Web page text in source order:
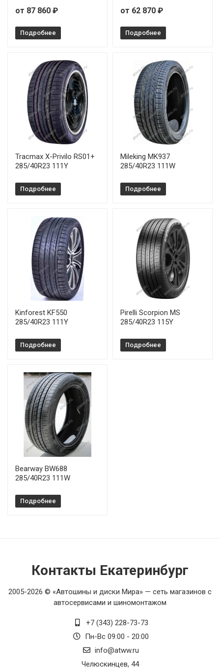
от 87 860 ₽
Подробнее
от 62 870 ₽
Подробнее
Tracmax X-Privilo RS01+
285/40R23 111Y
Подробнее
Mileking MK937
285/40R23 111W
Подробнее
Kinforest KF550
285/40R23 111Y
Подробнее
Pirelli Scorpion MS
285/40R23 115Y
Подробнее
Bearway BW688
285/40R23 111W
Подробнее
Контакты Екатеринбург
2005-2026 © «Автошины и диски Мира» — сеть магазинов с
автосервисами и шиномонтажом
+7 (343) 228-73-73
Пн-Вс 09:00 - 20:00
info@atww.ru
Челюскинцев, 44